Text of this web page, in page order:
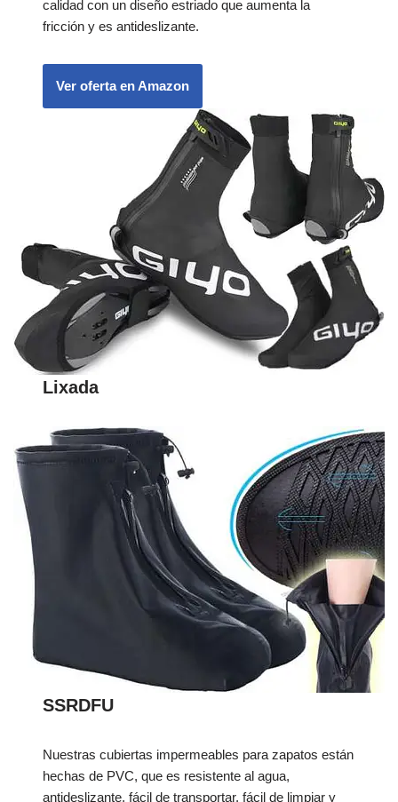
calidad con un diseño estriado que aumenta la
fricción y es antideslizante.
Ver oferta en Amazon
Lixada
SSRDFU
Nuestras cubiertas impermeables para zapatos están
hechas de PVC, que es resistente al agua,
antideslizante, fácil de transportar, fácil de limpiar y